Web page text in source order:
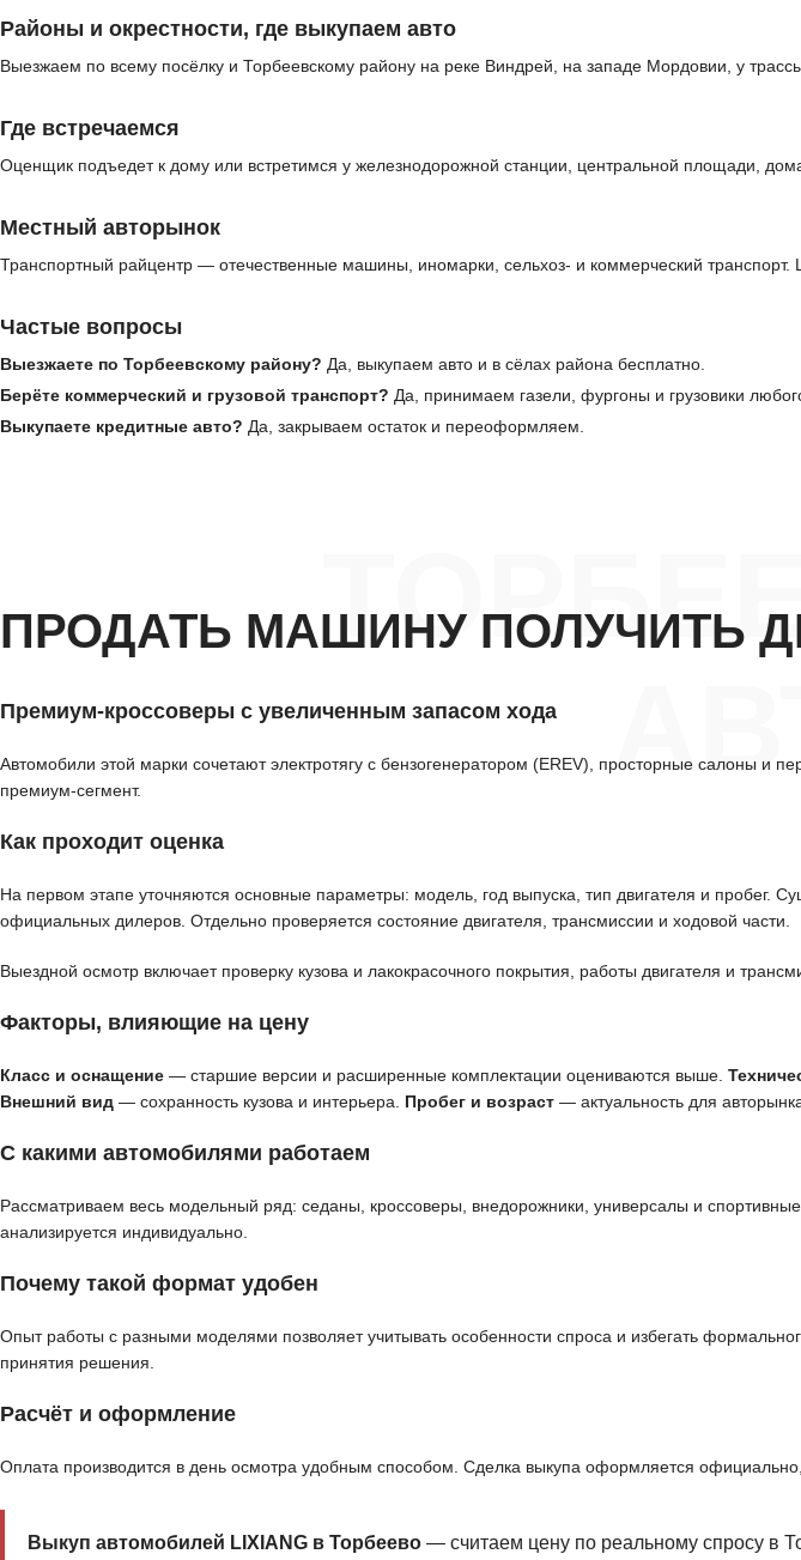
Районы и окрестности, где выкупаем авто
Выезжаем по всему посёлку и Торбеевскому району на реке Виндрей, на западе Мордовии, у
Где встречаемся
Оценщик подъедет к дому или встретимся у железнодорожной станции, центральной площади,
Местный авторынок
Транспортный райцентр — отечественные машины, иномарки, сельхоз- и коммерческий
Частые вопросы
Выезжаете по Торбеевскому району? Да, выкупаем авто и в сёлах района бесплатно.
Берёте коммерческий и грузовой транспорт? Да, принимаем газели, фургоны и грузовики
Выкупаете кредитные авто? Да, закрываем остаток и переоформляем.
ПРОДАТЬ МАШИНУ ПОЛУЧИТЬ
Премиум-кроссоверы с увеличенным запасом хода
Автомобили этой марки сочетают электротягу с бензогенератором (EREV), просторные салоны и
премиум-сегмент.
Как проходит оценка
На первом этапе уточняются основные параметры: модель, год выпуска, тип двигателя и пробег.
официальных дилеров. Отдельно проверяется состояние двигателя, трансмиссии и ходовой части.
Выездной осмотр включает проверку кузова и лакокрасочного покрытия, работы двигателя и
Факторы, влияющие на цену
Класс и оснащение — старшие версии и расширенные комплектации оцениваются выше.
Внешний вид — сохранность кузова и интерьера. Пробег и возраст — актуальность для
С какими автомобилями работаем
Рассматриваем весь модельный ряд: седаны, кроссоверы, внедорожники, универсалы и
анализируется индивидуально.
Почему такой формат удобен
Опыт работы с разными моделями позволяет учитывать особенности спроса и избегать
принятия решения.
Расчёт и оформление
Оплата производится в день осмотра удобным способом. Сделка выкупа оформляется
Выкуп автомобилей LIXIANG в Торбеево— считаем цену по реальному спросу в